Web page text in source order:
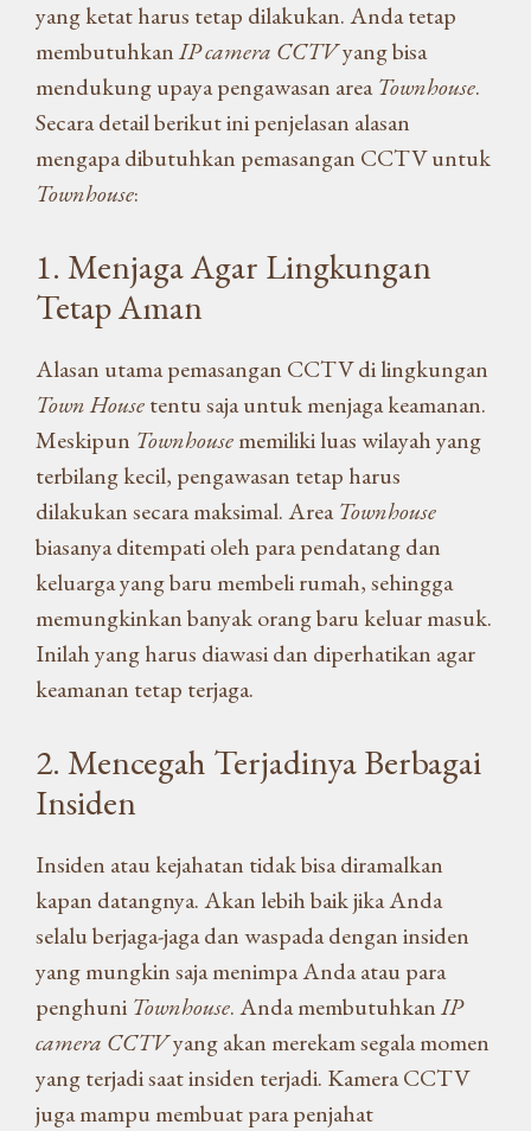
yang ketat harus tetap dilakukan. Anda tetap
membutuhkanIP camera CCTVyang bisa
mendukung upaya pengawasan areaTownhouse.
Secara detail berikut ini penjelasan alasan
mengapa dibutuhkan pemasangan CCTV untuk
Townhouse:
1. Menjaga Agar Lingkungan
Tetap Aman
Alasan utama pemasangan CCTV di lingkungan
Town Housetentu saja untuk menjaga keamanan.
Meskipun Townhousememiliki luas wilayah yang
terbilang kecil, pengawasan tetap harus
dilakukan secara maksimal. AreaTownhouse
biasanya ditempati oleh para pendatang dan
keluarga yang baru membeli rumah, sehingga
memungkinkan banyak orang baru keluar masuk.
Inilah yang harus diawasi dan diperhatikan agar
keamanan tetap terjaga.
2. Mencegah Terjadinya Berbagai
Insiden
Insiden atau kejahatan tidak bisa diramalkan
kapan datangnya. Akan lebih baik jika Anda
selalu berjaga-jaga dan waspada dengan insiden
yang mungkin saja menimpa Anda atau para
penghuni Townhouse. Anda membutuhkanIP
camera CCTVyang akan merekam segala momen
yang terjadi saat insiden terjadi. Kamera CCTV
juga mampu membuat para penjahat